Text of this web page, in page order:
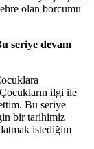
olan borcumu
seriye devam
ilgi ile
Bu seriye
bir tarihimiz
istediğim